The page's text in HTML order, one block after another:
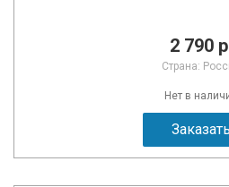
2 790
Страна:
Нет в
Заказать